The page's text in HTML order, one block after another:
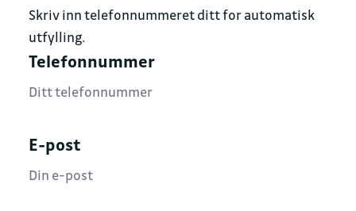
Skriv inn telefonnummeret ditt for automatisk
utfylling.
Telefonnummer
E-post